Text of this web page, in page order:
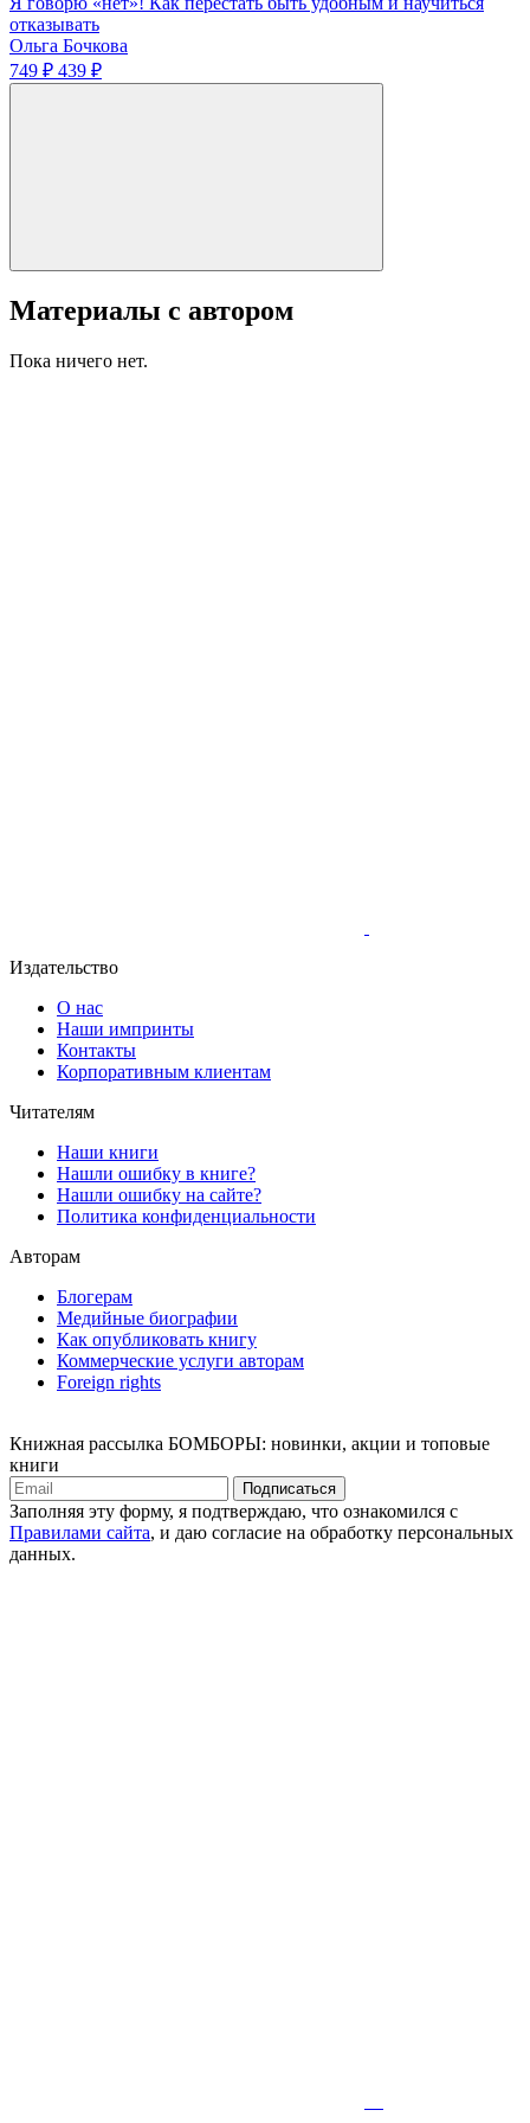
отказывать
Ольга Бочкова
749 ₽ 439 ₽
Материалы с автором
Пока ничего нет.
Издательство
О нас
Наши импринты
Контакты
Корпоративным клиентам
Читателям
Наши книги
Нашли ошибку в книге?
Нашли ошибку на сайте?
Политика конфиденциальности
Авторам
Блогерам
Медийные биографии
Как опубликовать книгу
Коммерческие услуги авторам
Foreign rights
Книжная рассылка БОМБОРЫ: новинки, акции и топовые
книги
Подписаться
Заполняя эту форму, я подтверждаю, что ознакомился с
Правилами сайта, и даю согласие на обработку персональных
данных.